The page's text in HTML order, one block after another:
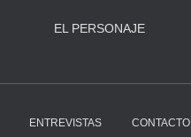
EL PERSONAJE
ENTREVISTAS CONTACTO